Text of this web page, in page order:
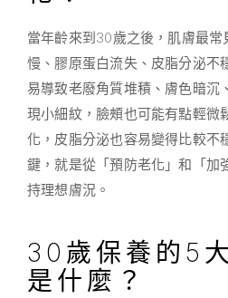
當年齡來到30歲之後，肌膚最常
慢、膠原蛋白流失、皮脂分泌不
易導致老廢角質堆積、膚色暗沉
現小細紋，臉頰也可能有點輕微
化，皮脂分泌也容易變得比較不
鍵，就是從「預防老化」和「加
持理想膚況。
30歲保養的5
是什麼？